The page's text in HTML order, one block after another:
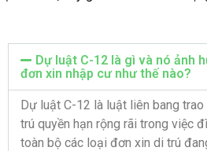
Dự luật C-12 là gì và nó ảnh
đơn xin nhập cư như thế nào?
Dự luật C-12 là luật liên bang
trú quyền hạn rộng rãi trong việc
toàn bộ các loại đơn xin di trú